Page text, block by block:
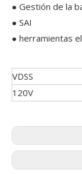
● Gestión de la
● SAI
● herramientas
VDSS
120V